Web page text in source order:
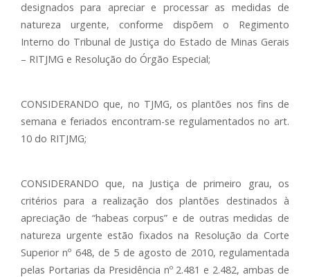
designados para apreciar e processar as medidas de
natureza urgente, conforme dispõem o Regimento
Interno do Tribunal de Justiça do Estado de Minas Gerais
– RITJMG e Resolução do Órgão Especial;
CONSIDERANDO que, no TJMG, os plantões nos fins de
semana e feriados encontram-se regulamentados no art.
10 do RITJMG;
CONSIDERANDO que, na Justiça de primeiro grau, os
critérios para a realização dos plantões destinados à
apreciação de “habeas corpus” e de outras medidas de
natureza urgente estão fixados na Resolução da Corte
Superior nº 648, de 5 de agosto de 2010, regulamentada
pelas Portarias da Presidência nº 2.481 e 2.482, ambas de